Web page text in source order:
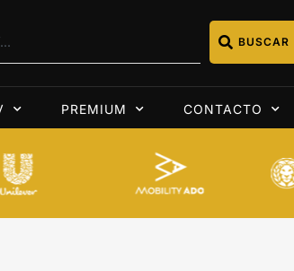
BUSCAR
PREMIUM CONTACTO